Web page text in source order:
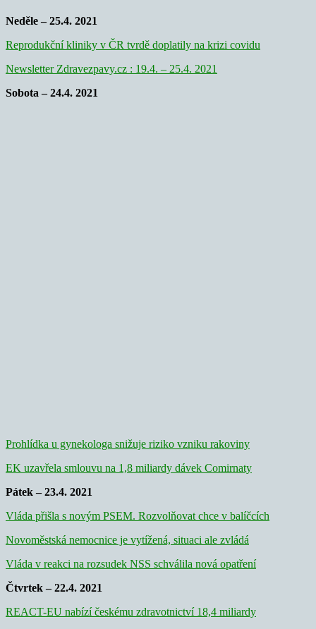
Neděle – 25.4. 2021
Reprodukční kliniky v ČR tvrdě doplatily na krizi covidu
Newsletter Zdravezpavy.cz : 19.4. – 25.4. 2021
Sobota – 24.4. 2021
Prohlídka u gynekologa snižuje riziko vzniku rakoviny
EK uzavřela smlouvu na 1,8 miliardy dávek Comirnaty
Pátek – 23.4. 2021
Vláda přišla s novým PSEM. Rozvolňovat chce v balíčcích
Novoměstská nemocnice je vytížená, situaci ale zvládá
Vláda v reakci na rozsudek NSS schválila nová opatření
Čtvrtek – 22.4. 2021
REACT-EU nabízí českému zdravotnictví 18,4 miliardy